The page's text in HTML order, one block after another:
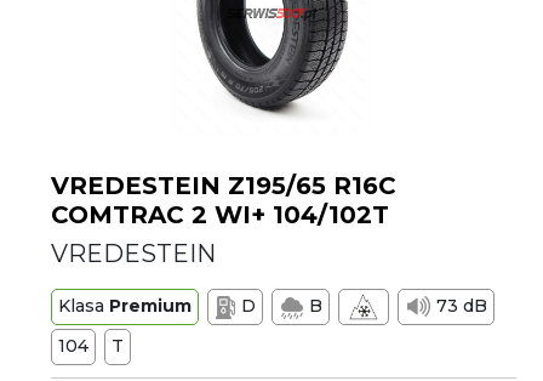
VREDESTEIN Z195/65 R16C
COMTRAC 2 WI+ 104/102T
VREDESTEIN
Klasa Premium D B
73 dB
104
T